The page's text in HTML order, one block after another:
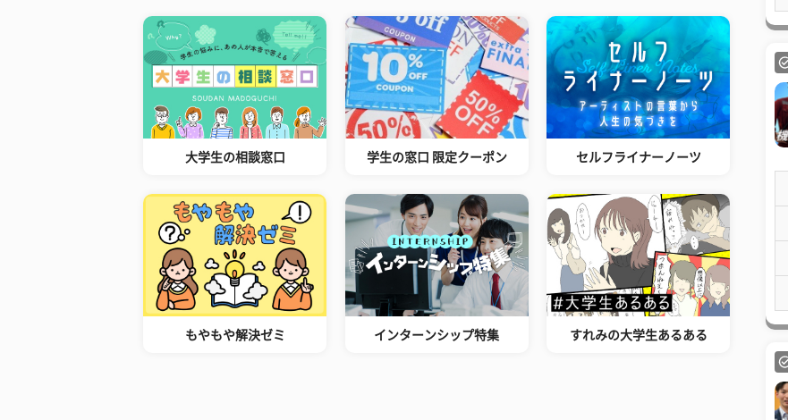
大学生の相談窓口 学生の窓口 限定クーポン セルフライナーノーツ
もやもや解決ゼミ インターンシップ特集 すれみの大学生あるある